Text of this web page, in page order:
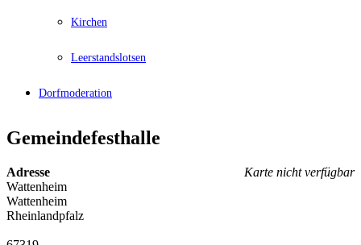
Kirchen
Leerstandslotsen
Dorfmoderation
Gemeindefesthalle
Karte nicht verfügbar
Adresse
Wattenheim
Wattenheim
Rheinlandpfalz